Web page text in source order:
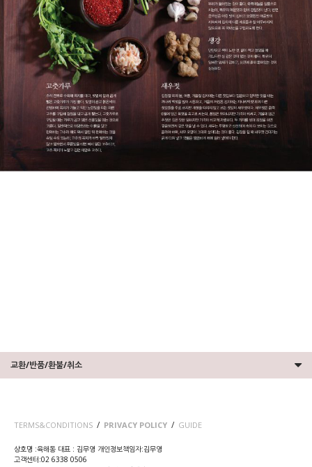
교환/반품/환불/취소
TERMS&CONDITIONS / PRIVACY POLICY / GUIDE
상호명 :육해동 대표 : 김무영 개인정보책임자:김무영
고객센터:02 6338 0506